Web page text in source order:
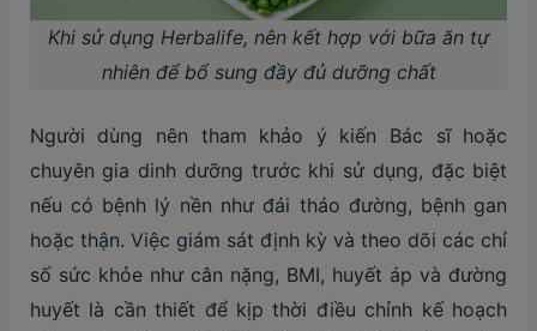
Khi sử dụng Herbalife, nên kết hợp với bữa ăn tự
nhiên để bổ sung đầy đủ dưỡng chất
Người dùng nên tham khảo ý kiến Bác sĩ hoặc
chuyên gia dinh dưỡng trước khi sử dụng, đặc biệt
nếu có bệnh lý nền như đái tháo đường, bệnh gan
hoặc thận. Việc giám sát định kỳ và theo dõi các chỉ
số sức khỏe như cân nặng, BMI, huyết áp và đường
huyết là cần thiết để kịp thời điều chỉnh kế hoạch